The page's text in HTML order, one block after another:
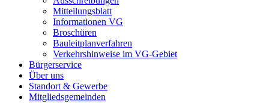
Mitteilungsblatt
Informationen VG
Broschüren
Bauleitplanverfahren
Verkehrshinweise im VG-Gebiet
Bürgerservice
Über uns
Standort & Gewerbe
Mitgliedsgemeinden